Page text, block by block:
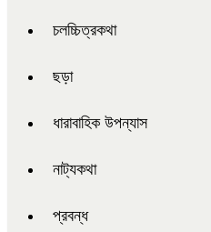
চলচ্চিত্রকথা
ছড়া
ধারাবাহিক উপন্যাস
নাট্যকথা
প্রবন্ধ